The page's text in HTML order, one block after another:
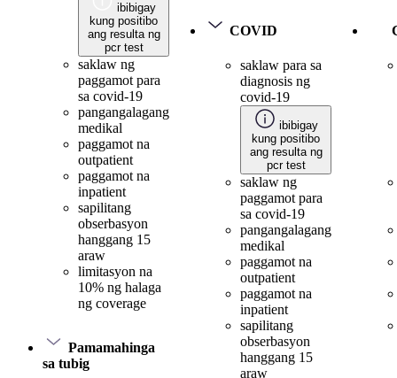
ibibigay
kung positibo
ang resulta ng
pcr test
saklaw ng
paggamot para
sa covid-19
pangangalagang
medikal
paggamot na
outpatient
paggamot na
inpatient
sapilitang
obserbasyon
hanggang 15
araw
limitasyon na
10% ng halaga
ng coverage
Pamamahinga
sa tubig
COVID
saklaw para sa
diagnosis ng
covid-19
ibibigay
kung positibo
ang resulta ng
pcr test
saklaw ng
paggamot para
sa covid-19
pangangalagang
medikal
paggamot na
outpatient
paggamot na
inpatient
sapilitang
obserbasyon
hanggang 15
araw